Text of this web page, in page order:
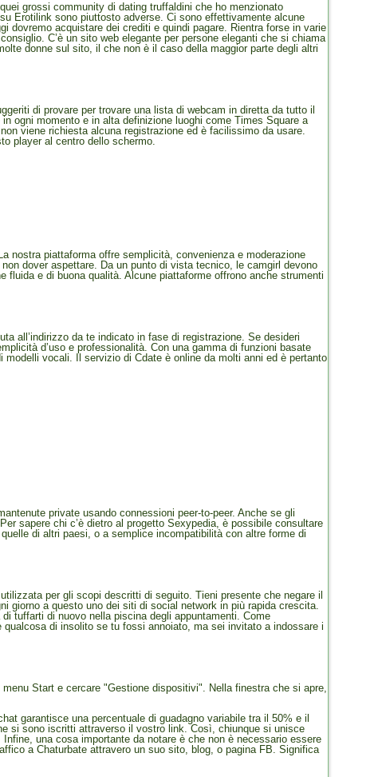
grossi community di dating truffaldini che ho menzionato
Erotilink sono piuttosto adverse. Ci sono effettivamente alcune
dovremo acquistare dei crediti e quindi pagare. Rientra forse in varie
C’è un sito web elegante per persone eleganti che si chiama
donne sul sito, il che non è il caso della maggior parte degli altri
di provare per trovare una lista di webcam in diretta da tutto il
ogni momento e in alta definizione luoghi come Times Square a
viene richiesta alcuna registrazione ed è facilissimo da usare.
player al centro dello schermo.
nostra piattaforma offre semplicità, convenienza e moderazione
dover aspettare. Da un punto di vista tecnico, le camgirl devono
fluida e di buona qualità. Alcune piattaforme offrono anche strumenti
all’indirizzo da te indicato in fase di registrazione. Se desideri
d’uso e professionalità. Con una gamma di funzioni basate
vocali. Il servizio di Cdate è online da molti anni ed è pertanto
private usando connessioni peer-to-peer. Anche se gli
sapere chi c’è dietro al progetto Sexypedia, è possibile consultare
di altri paesi, o a semplice incompatibilità con altre forme di
per gli scopi descritti di seguito. Tieni presente che negare il
giorno a questo uno dei siti di social network in più rapida crescita.
tuffarti di nuovo nella piscina degli appuntamenti. Come
di insolito se tu fossi annoiato, ma sei invitato a indossare i
Start e cercare "Gestione dispositivi". Nella finestra che si apre,
garantisce una percentuale di guadagno variabile tra il 50% e il
si sono iscritti attraverso il vostro link. Così, chiunque si unisce
una cosa importante da notare è che non è necessario essere
a Chaturbate attravero un suo sito, blog, o pagina FB. Significa